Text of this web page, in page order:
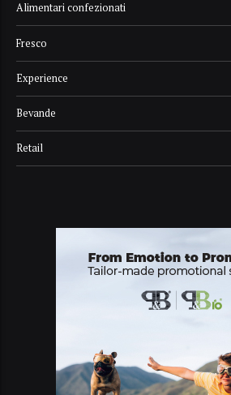
Alimentari confezionati
Fresco
Experience
Bevande
Retail